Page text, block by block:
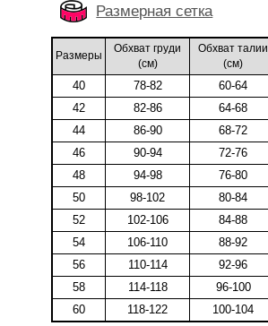
Размерная сетка
Размеры
Обхват груди
(cм)
Обхват талии
(cм)
40 78-82 60-64
42
82-86 64-68
44
86-90 68-72
46
90-94 72-76
48
94-98 76-80
50
98-102 80-84
52
102-106 84-88
54
106-110 88-92
56
110-114 92-96
58
114-118 96-100
60
118-122 100-104